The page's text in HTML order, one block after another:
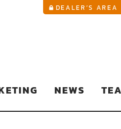
DEALER’S AREA
NEWS